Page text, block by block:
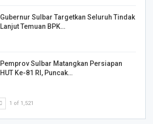
Gubernur Sulbar Targetkan Seluruh Tindak
Lanjut Temuan BPK…
Pemprov Sulbar Matangkan Persiapan
HUT Ke-81 RI, Puncak…
1 of 1,521